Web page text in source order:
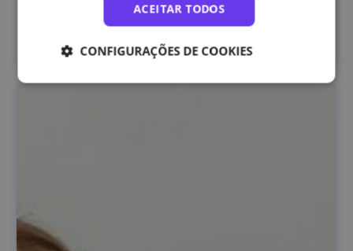
Universidade de Lisboa
INSCRIÇÕES ABERTAS
ACEITAR TODOS
CONFIGURAÇÕES DE COOKIES